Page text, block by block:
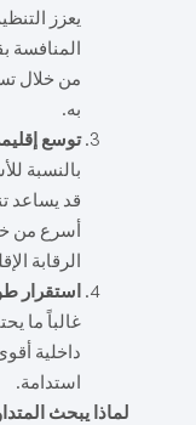
المنافسة
من خلال
به.
توسع
بالنسبة
أسرع من
الرقابة
استقرار
غالباً ما
داخلية
استدامة.